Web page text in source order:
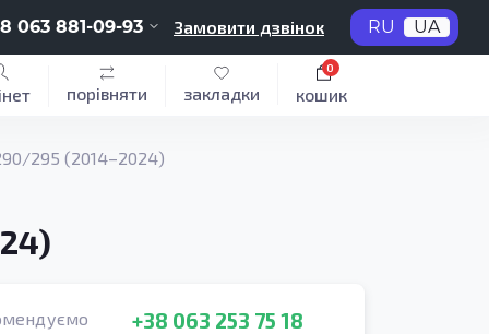
063 881-09-93 Замовити дзвінок RU UA
порівняти закладки кошик
0
295 (2014–2024)
+38 063 253 75 18